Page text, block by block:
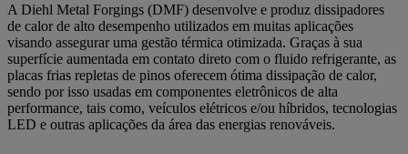
A Diehl Metal Forgings (DMF) desenvolve e produz dissipadores
de calor de alto desempenho utilizados em muitas aplicações
visando assegurar uma gestão térmica otimizada. Graças à sua
superfície aumentada em contato direto com o fluido refrigerante, as
placas frias repletas de pinos oferecem ótima dissipação de calor,
sendo por isso usadas em componentes eletrônicos de alta
performance, tais como, veículos elétricos e/ou híbridos, tecnologias
LED e outras aplicações da área das energias renováveis.